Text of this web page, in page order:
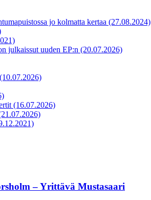
jo kolmatta kertaa (27.08.2024)
julkaissut uuden EP:n (20.07.2026)
(10.07.2026)
(16.07.2026)
– Yrittävä Mustasaari